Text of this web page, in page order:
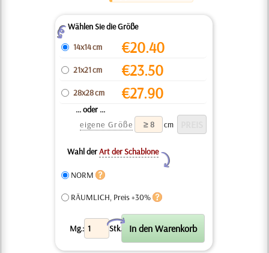
ZWählen Sie die Größe
14x14 cm
€20.40
21x21 cm €23.50
28x28 cm €27.90
... oder ...
eigene Größe
cm
Wahl derArt der Schablone
Y
NORM
RÄUMLICH, Preis +30%
Mg.: Stk.
X